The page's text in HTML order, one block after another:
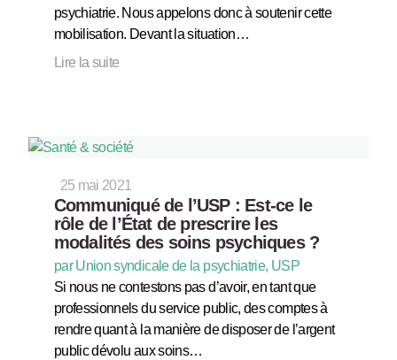
psychiatrie. Nous appelons donc à soutenir cette
mobilisation. Devant la situation…
Lire la suite
25 mai 2021
Communiqué de l’USP : Est-ce le
rôle de l’État de prescrire les
modalités des soins psychiques ?
par Union syndicale de la psychiatrie, USP
Si nous ne contestons pas d’avoir, en tant que
professionnels du service public, des comptes à
rendre quant à la manière de disposer de l’argent
public dévolu aux soins…